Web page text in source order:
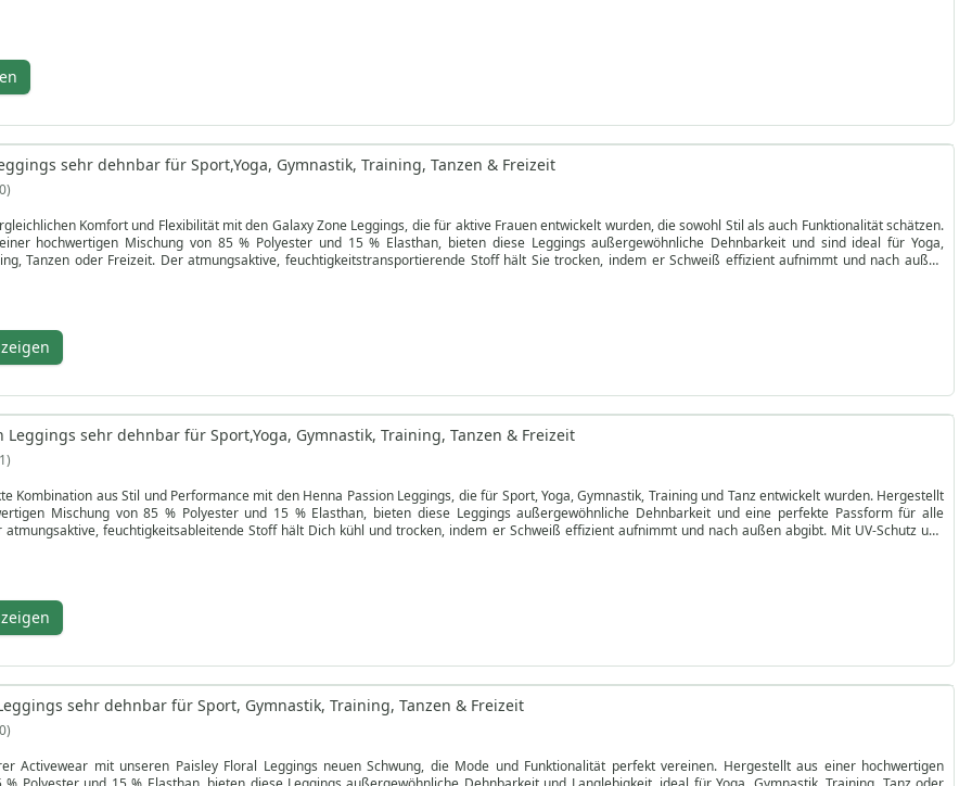
schützen diese Leggings mit UV-Schutz und antibakteriellen Eigenschaften Ihre Haut bei Aktivitäten im Freien. Praktische Details wie
und pflegeleichte Waschhinweise erhalten die leuchtenden Farben und die Materialqualität. Ob im Fitnessstudio oder unterwegs – unsere
verbinden hochwertige Materialien mit funktionalem Design, damit Sie sich den ganzen Tag über wohl, unterstützt und stylisch fühlen. Jetzt kaufen und
auf ein neues Level bringen.
sehr dehnbar für Sport,Yoga, Gymnastik, Training, Tanzen & Freizeit
0
Komfort und Flexibilität mit den Galaxy Zone Leggings, die für aktive Frauen entwickelt wurden, die sowohl Stil als auch Funktionalität schätzen.
hochwertigen Mischung von 85 % Polyester und 15 % Elasthan, bieten diese Leggings außergewöhnliche Dehnbarkeit und sind ideal für Yoga,
Tanzen oder Freizeit. Der atmungsaktive, feuchtigkeitstransportierende Stoff hält Sie trocken, indem er Schweiß effizient aufnimmt und nach außen
und Selbstbewusstsein bei jeder Bewegung.
Workouts oder Freizeitaktivitäten, vereinen die Galaxy Zone Leggings Mode mit Funktionalität. Der vierwege dehnbare Stoff passt sich den
Ihres Körpers an und bietet einen engen, aber bequemen Sitz. Ob im Fitnessstudio, beim Yoga oder an einem entspannten Tag – diese Leggings
und modernen Stil. Einfach zu pflegen, sind sie maschinenwaschbar und so konzipiert, dass ihre lebendigen Farben erhalten bleiben. Wählen Sie
für die perfekte Verbindung aus Komfort, Leistung und zeitgemäßem Design.
Leggings sehr dehnbar für Sport,Yoga, Gymnastik, Training, Tanzen & Freizeit
1
Kombination aus Stil und Performance mit den Henna Passion Leggings, die für Sport, Yoga, Gymnastik, Training und Tanz entwickelt wurden. Hergestellt
Mischung von 85 % Polyester und 15 % Elasthan, bieten diese Leggings außergewöhnliche Dehnbarkeit und eine perfekte Passform für alle
atmungsaktive, feuchtigkeitsableitende Stoff hält Dich kühl und trocken, indem er Schweiß effizient aufnimmt und nach außen abgibt. Mit UV-Schutz und
vereinen Mode und Funktionalität mit einem opaken Design, das volle Abdeckung und Selbstvertrauen bei jeder Aktivität bietet. Das superelastische
uneingeschränkte Bewegungsfreiheit, während die abnehmbaren Aufhängebänder für zusätzlichen Komfort sorgen. Einfach zu pflegen, sind diese
und so konzipiert, dass sie ihre lebendigen Farben lange behalten. Ob im Fitnessstudio, beim Yoga oder in der Freizeit – diese Leggings bieten
Unterstützung und Stil. Upgrade Deine Activewear-Kollektion mit Henna Passion Leggings – wo Performance auf Eleganz trifft.
sehr dehnbar für Sport, Gymnastik, Training, Tanzen & Freizeit
0
Activewear mit unseren Paisley Floral Leggings neuen Schwung, die Mode und Funktionalität perfekt vereinen. Hergestellt aus einer hochwertigen